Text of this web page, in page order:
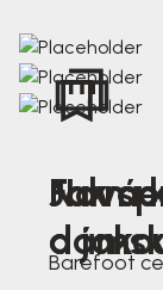
Nová
Jak
a
Barefoot